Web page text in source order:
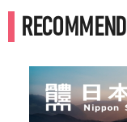
RECOMMEND